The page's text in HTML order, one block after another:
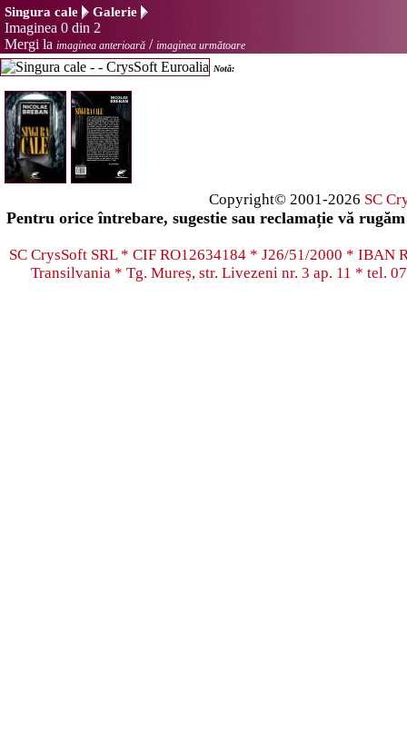
Singura cale Galerie
Imaginea 0 din 2
Mergi la imaginea anterioară / imaginea următoare
Notă:
Copyright© 2001-2026 SC
Pentru orice întrebare, sugestie sau reclamație vă
SC CrysSoft SRL * CIF RO12634184 * J26/51/2000 * IBAN
Transilvania * Tg. Mureș, str. Livezeni nr. 3 ap. 11 * tel.